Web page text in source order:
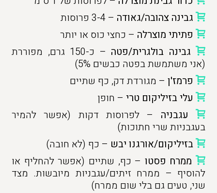
גבינה צהובה/גאודה – 3-4 פרוסות
פתיתי מוצרלה – כחצי כוס או יותר
גבינה בולגרית/פטה
– כ-150 גרם, מפוררת
(אני משתמשת בפטה כבשים 5%)
פרמז'ן – מגורדת דק, כף שתיים
עלי בזיליקום טרי – חופן
עגבניה – לפרוסות דקות (אפשר להמיר
בעגבניות שרי חתוכות)
בזיליקום/אורגנו יבש – כף (לא חובה)
ממרח פסטו – כף, שתיים (אפשר להחליף או
להוסיף – ממרח זיתים/עגבניות מיובשות. מצד
שני, טעים גם בלי שום ממרח)